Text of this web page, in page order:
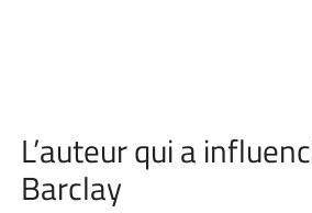
L’auteur qui a
Barclay